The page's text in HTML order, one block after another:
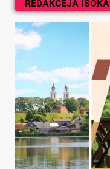
REDAKCEJA ĪSOKA